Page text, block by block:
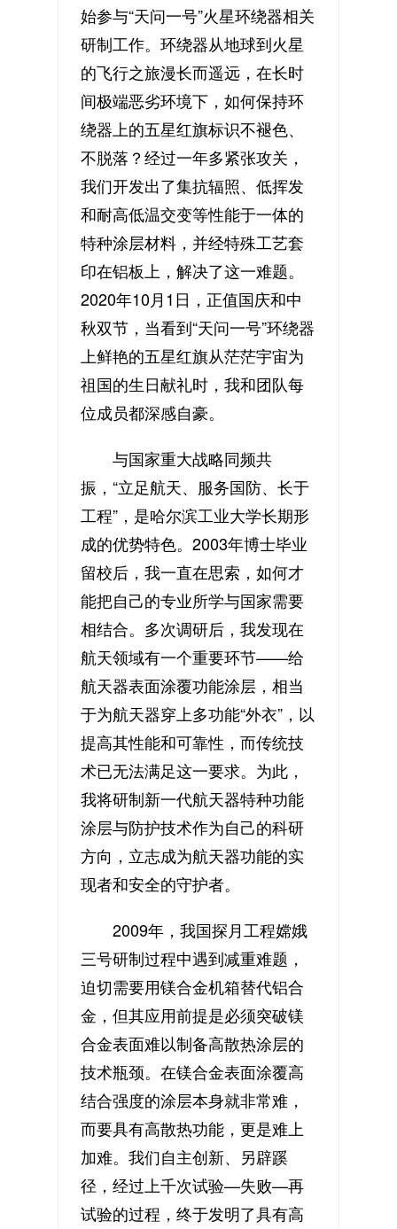
始参与“天问一号”火星环绕器相关
研制工作。环绕器从地球到火星
的飞行之旅漫长而遥远，在长时
间极端恶劣环境下，如何保持环
绕器上的五星红旗标识不褪色、
不脱落？经过一年多紧张攻关，
我们开发出了集抗辐照、低挥发
和耐高低温交变等性能于一体的
特种涂层材料，并经特殊工艺套
印在铝板上，解决了这一难题。
2020年10月1日，正值国庆和中
秋双节，当看到“天问一号”环绕器
上鲜艳的五星红旗从茫茫宇宙为
祖国的生日献礼时，我和团队每
位成员都深感自豪。
与国家重大战略同频共
振，“立足航天、服务国防、长于
工程”，是哈尔滨工业大学长期形
成的优势特色。2003年博士毕业
留校后，我一直在思索，如何才
能把自己的专业所学与国家需要
相结合。多次调研后，我发现在
航天领域有一个重要环节——给
航天器表面涂覆功能涂层，相当
于为航天器穿上多功能“外衣”，以
提高其性能和可靠性，而传统技
术已无法满足这一要求。为此，
我将研制新一代航天器特种功能
涂层与防护技术作为自己的科研
方向，立志成为航天器功能的实
现者和安全的守护者。
2009年，我国探月工程嫦娥
三号研制过程中遇到减重难题，
迫切需要用镁合金机箱替代铝合
金，但其应用前提是必须突破镁
合金表面难以制备高散热涂层的
技术瓶颈。在镁合金表面涂覆高
结合强度的涂层本身就非常难，
而要具有高散热功能，更是难上
加难。我们自主创新、另辟蹊
径，经过上千次试验—失败—再
试验的过程，终于发明了具有高